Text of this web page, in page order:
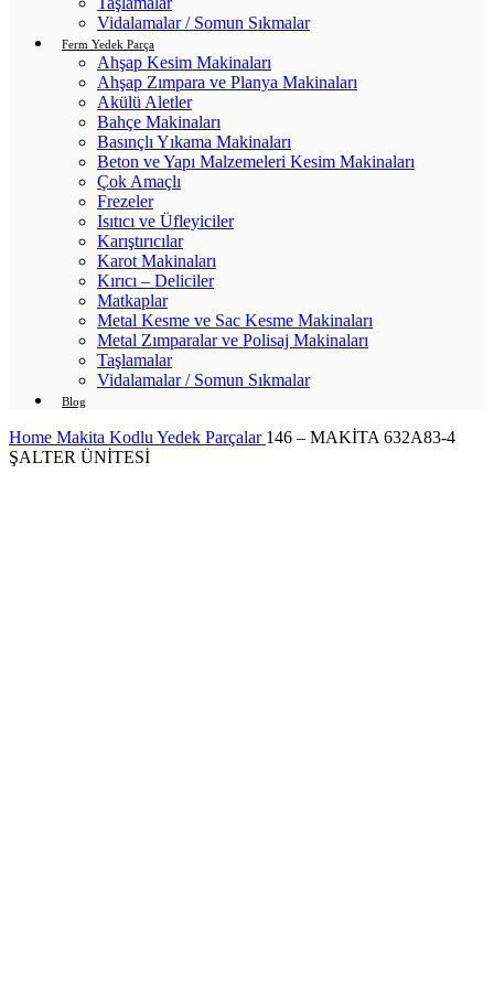
Vidalamalar / Somun Sıkmalar
Ferm Yedek Parça
Ahşap Kesim Makinaları
Ahşap Zımpara ve Planya Makinaları
Akülü Aletler
Bahçe Makinaları
Basınçlı Yıkama Makinaları
Beton ve Yapı Malzemeleri Kesim Makinaları
Çok Amaçlı
Frezeler
Isıtıcı ve Üfleyiciler
Karıştırıcılar
Karot Makinaları
Kırıcı – Deliciler
Matkaplar
Metal Kesme ve Sac Kesme Makinaları
Metal Zımparalar ve Polisaj Makinaları
Taşlamalar
Vidalamalar / Somun Sıkmalar
Blog
Home Makita Kodlu Yedek Parçalar 146 – MAKİTA 632A83-4
ŞALTER ÜNİTESİ